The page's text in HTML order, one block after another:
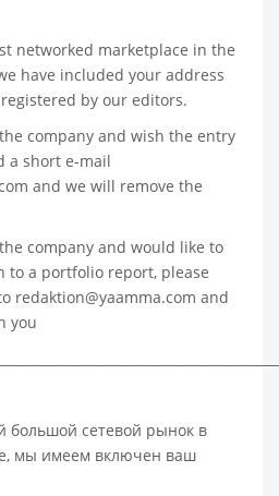
networked marketplace in the
have included your address
by our editors.
company and wish the entry
a short e-mail
and we will remove the
company and would like to
a portfolio report, please
redaktion@yaamma.com and
you
большой сетевой рынок в
мы имеем включен ваш